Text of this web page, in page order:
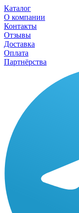
Каталог
О компании
Контакты
Отзывы
Доставка
Оплата
Партнёрства